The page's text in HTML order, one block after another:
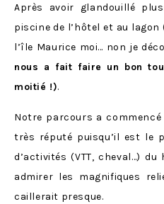
Après avoir glandouillé
piscine de l’hôtel et au lagon
l’île Maurice moi… non je
nous a fait faire un bon
moitié !).
Notre parcours a commencé
très réputé puisqu’il est le
d’activités (VTT, cheval…)
admirer les magnifiques
caillerait presque.